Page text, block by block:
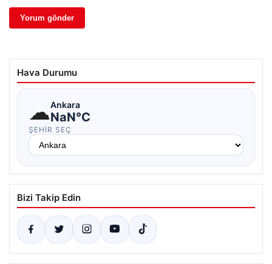
Hava Durumu
☁Ankara
NaN°C
ŞEHIR SEÇ
Bizi Takip Edin